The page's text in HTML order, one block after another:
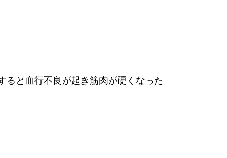
ると血行不良が起き筋肉が硬くなった